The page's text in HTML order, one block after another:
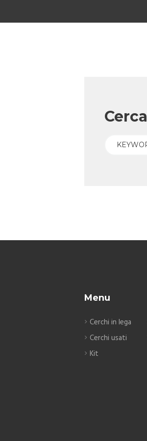
Cerca
Menu
Cerchi in lega
Cerchi usati
Kit